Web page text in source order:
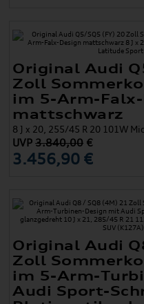
Original Audi
Zoll
im 5-Arm-Falx-
mattschwarz
8 J x 20, 255/45 R 20 101W
UVP3.840,00 €
3.456,90 €
Original Audi
Zoll
im 5-Arm-
Audi Sport-